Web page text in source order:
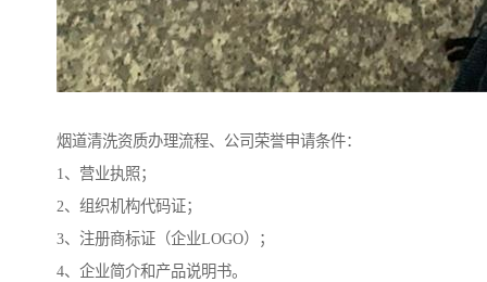
烟道清洗资质办理流程、公司荣誉申请条件：
1、营业执照；
2、组织机构代码证；
3、注册商标证（企业LOGO）；
4、企业简介和产品说明书。